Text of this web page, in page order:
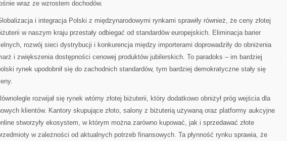
wraz ze wzrostem dochodów.
i integracja Polski z międzynarodowymi rynkami sprawiły również, że ceny złotej
w naszym kraju przestały odbiegać od standardów europejskich. Eliminacja barier
rozwój sieci dystrybucji i konkurencja między importerami doprowadziły do obniżenia
i zwiększenia dostępności cenowej produktów jubilerskich. To paradoks – im bardziej
rynek upodobnił się do zachodnich standardów, tym bardziej demokratyczne stały się
rozwijał się rynek wtórny złotej biżuterii, który dodatkowo obniżył próg wejścia dla
klientów. Kantory skupujące złoto, salony z biżuterią używaną oraz platformy aukcyjne
stworzyły ekosystem, w którym można zarówno kupować, jak i sprzedawać złote
w zależności od aktualnych potrzeb finansowych. Ta płynność rynku sprawia, że